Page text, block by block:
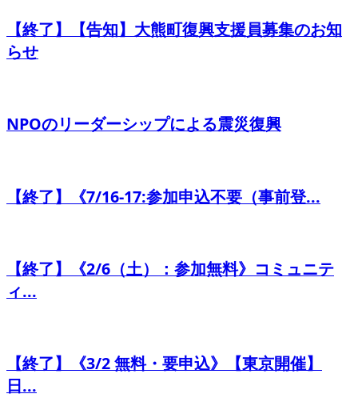
【終了】【告知】大熊町復興支援員募集のお知
らせ
NPOのリーダーシップによる震災復興
【終了】《7/16-17:参加申込不要（事前登...
【終了】《2/6（土）：参加無料》コミュニテ
ィ...
【終了】《3/2 無料・要申込》【東京開催】
日...